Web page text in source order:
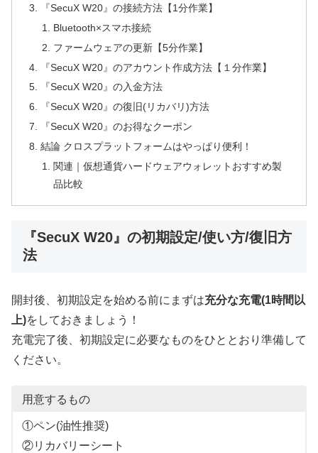
『SecuX W20』の接続方法【1分作業】
Bluetooth×スマホ接続
ファームウェアの更新【5分作業】
『SecuX W20』のアカウント作成方法【１分作業】
『SecuX W20』の入金方法
『SecuX W20』の復旧(リカバリ)方法
『SecuX W20』のお得なクーポン
結論 クロスプラットフォームはやっぱり便利！
関連｜仮想通貨ハードウェアウォレットおすすめ製
品比較
『SecuX W20』の初期設定/使い方/復旧方
法
開封後、初期設定を始める前にまずは充分な充電(1時間以
上)をしておきましょう！
充電完了後、初期設定に必要なものをひととおり準備して
ください。
用意するもの
①ペン(油性推奨)
②リカバリーシート